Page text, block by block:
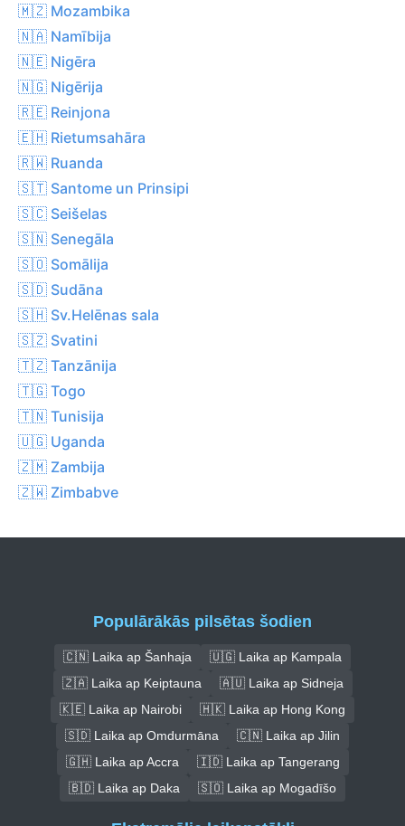
🇲🇿 Mozambika
🇳🇦 Namībija
🇳🇪 Nigēra
🇳🇬 Nigērija
🇷🇪 Reinjona
🇪🇭 Rietumsahāra
🇷🇼 Ruanda
🇸🇹 Santome un Prinsipi
🇸🇨 Seišelas
🇸🇳 Senegāla
🇸🇴 Somālija
🇸🇩 Sudāna
🇸🇭 Sv.Helēnas sala
🇸🇿 Svatini
🇹🇿 Tanzānija
🇹🇬 Togo
🇹🇳 Tunisija
🇺🇬 Uganda
🇿🇲 Zambija
🇿🇼 Zimbabve
Populārākās pilsētas šodien
🇨🇳 Laika ap Šanhaja
🇺🇬 Laika ap Kampala
🇿🇦 Laika ap Keiptauna
🇦🇺 Laika ap Sidneja
🇰🇪 Laika ap Nairobi
🇭🇰 Laika ap Hong Kong
🇸🇩 Laika ap Omdurmāna
🇨🇳 Laika ap Jilin
🇬🇭 Laika ap Accra
🇮🇩 Laika ap Tangerang
🇧🇩 Laika ap Daka
🇸🇴 Laika ap Mogadīšo